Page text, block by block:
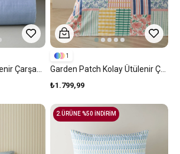
₺1.799,99
1
2.ÜRÜNE %50 İNDİRİM